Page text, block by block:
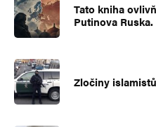
Tato kniha
Putinova
Zločiny